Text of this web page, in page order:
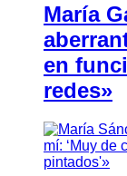
María
en
redes»